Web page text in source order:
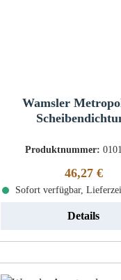
Wamsler
Produktnummer:
Regulärer
46,27 €
Sofort verfügbar,
Details